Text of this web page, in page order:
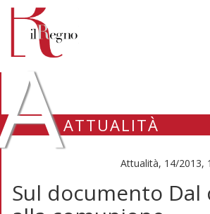
ATTUALITÀ
Attualità, 14/2013,
Sul documento